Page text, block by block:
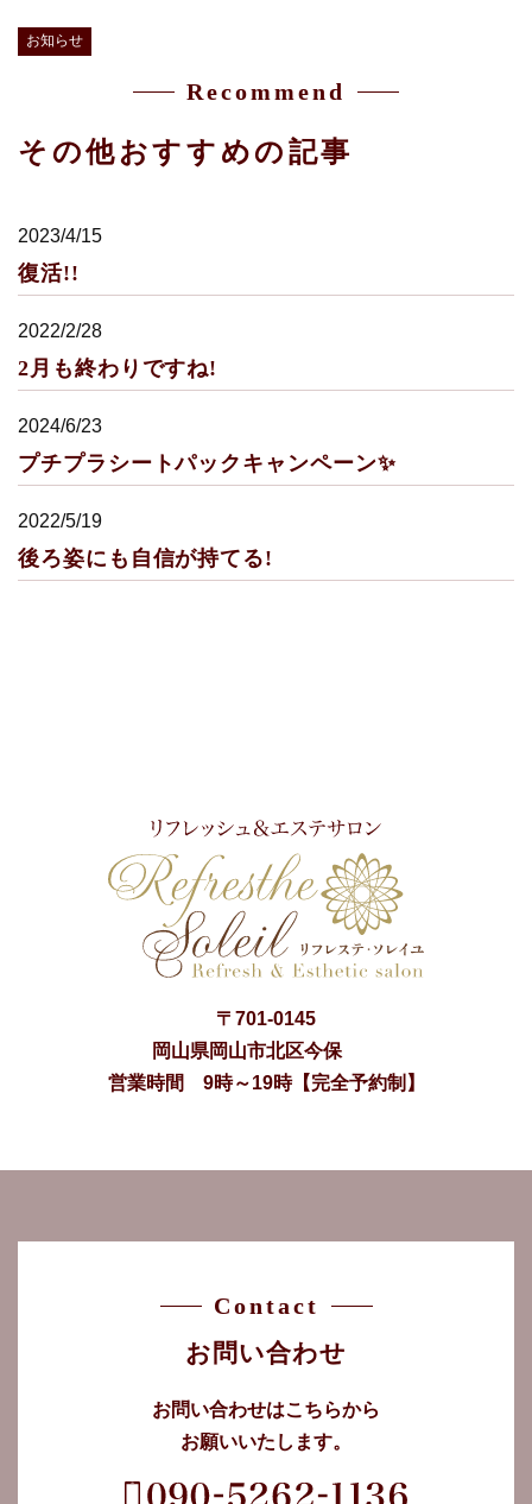
お知らせ
Recommend
その他おすすめの記事
2023/4/15
復活!!
2022/2/28
2月も終わりですね!
2024/6/23
プチプラシートパックキャンペーン✨
2022/5/19
後ろ姿にも自信が持てる!
〒 701-0145
岡山県岡山市北区今保
営業時間 9時～19時【完全予約制】
Contact
お問い合わせ
お問い合わせはこちらから
お願いいたします。